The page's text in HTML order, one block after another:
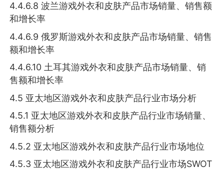
4.4.6.8 波兰游戏外衣和皮肤产品市场销量、销售额
和增长率
4.4.6.9 俄罗斯游戏外衣和皮肤产品市场销量、销售
额和增长率
4.4.6.10 土耳其游戏外衣和皮肤产品市场销量、销
售额和增长率
4.5 亚太地区游戏外衣和皮肤产品行业市场分析
4.5.1 亚太地区游戏外衣和皮肤产品行业市场销量、
销售额分析
4.5.2 亚太地区游戏外衣和皮肤产品行业市场地位
4.5.3 亚太地区游戏外衣和皮肤产品行业市场SWOT